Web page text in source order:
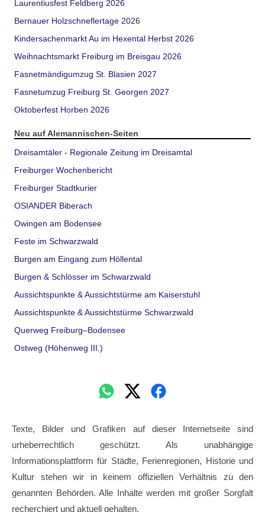
Laurentiusfest Feldberg 2026
Bernauer Holzschneflertage 2026
Kindersachenmarkt Au im Hexental Herbst 2026
Weihnachtsmarkt Freiburg im Breisgau 2026
Fasnetmändigumzug St. Blasien 2027
Fasnetumzug Freiburg St. Georgen 2027
Oktoberfest Horben 2026
Neu auf Alemannischen-Seiten
Dreisamtäler - Regionale Zeitung im Dreisamtal
Freiburger Wochenbericht
Freiburger Stadtkurier
OSIANDER Biberach
Owingen am Bodensee
Feste im Schwarzwald
Burgen am Eingang zum Höllental
Burgen & Schlösser im Schwarzwald
Aussichtspunkte & Aussichtstürme am Kaiserstuhl
Aussichtspunkte & Aussichtstürme Schwarzwald
Querweg Freiburg–Bodensee
Ostweg (Höhenweg III.)
Texte, Bilder und Grafiken auf dieser Internetseite sind
urheberrechtlich geschützt. Als unabhängige
Informationsplattform für Städte, Ferienregionen, Historie und
Kultur stehen wir in keinem offiziellen Verhältnis zu den
genannten Behörden. Alle Inhalte werden mit großer Sorgfalt
recherchiert und aktuell gehalten.